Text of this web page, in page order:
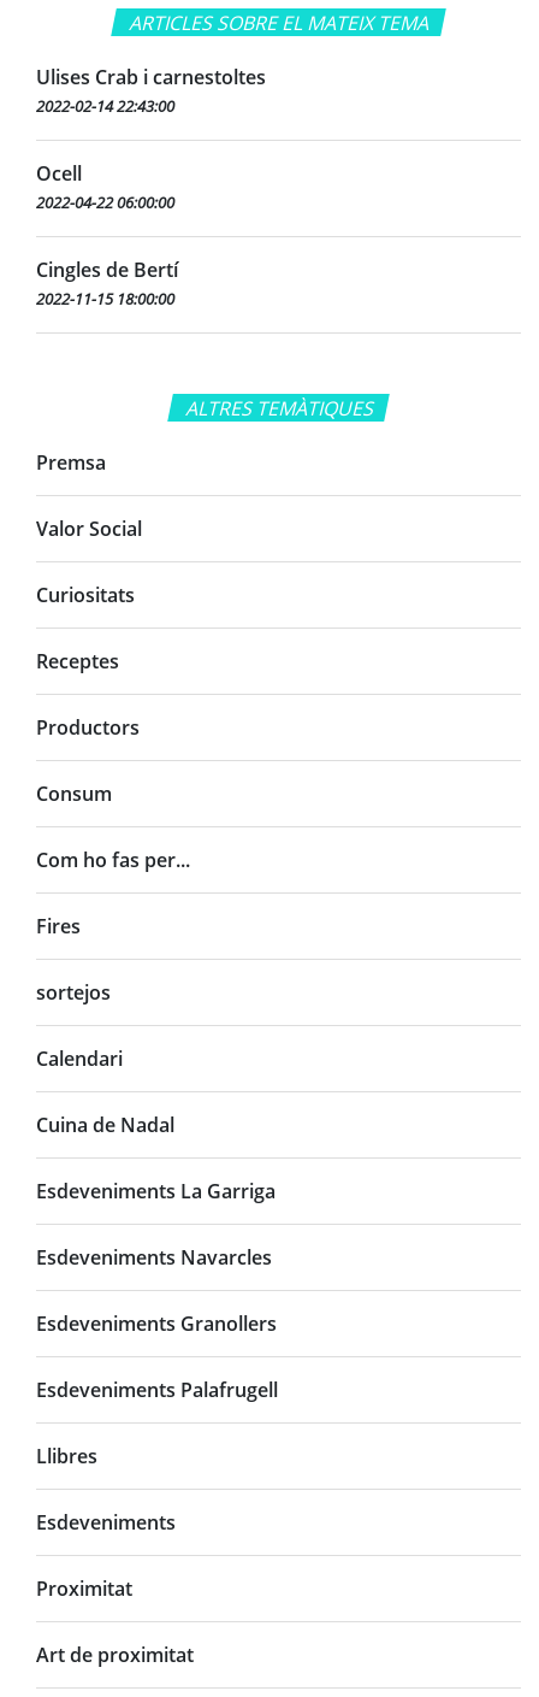
ARTICLES SOBRE EL MATEIX TEMA
Ulises Crab i carnestoltes
2022-02-14 22:43:00
Ocell
2022-04-22 06:00:00
Cingles de Bertí
2022-11-15 18:00:00
ALTRES TEMÀTIQUES
Premsa
Valor Social
Curiositats
Receptes
Productors
Consum
Com ho fas per...
Fires
sortejos
Calendari
Cuina de Nadal
Esdeveniments La Garriga
Esdeveniments Navarcles
Esdeveniments Granollers
Esdeveniments Palafrugell
Llibres
Esdeveniments
Proximitat
Art de proximitat